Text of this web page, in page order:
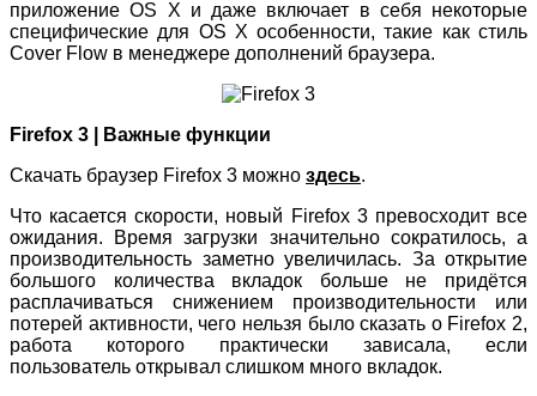
приложение OS X и даже включает в себя некоторые
специфические для OS X особенности, такие как стиль
Cover Flow в менеджере дополнений браузера.
Firefox 3 | Важные функции
Скачать браузер Firefox 3 можно здесь.
Что касается скорости, новый Firefox 3 превосходит все
ожидания. Время загрузки значительно сократилось, а
производительность заметно увеличилась. За открытие
большого количества вкладок больше не придётся
расплачиваться снижением производительности или
потерей активности, чего нельзя было сказать о Firefox 2,
работа которого практически зависала, если
пользователь открывал слишком много вкладок.